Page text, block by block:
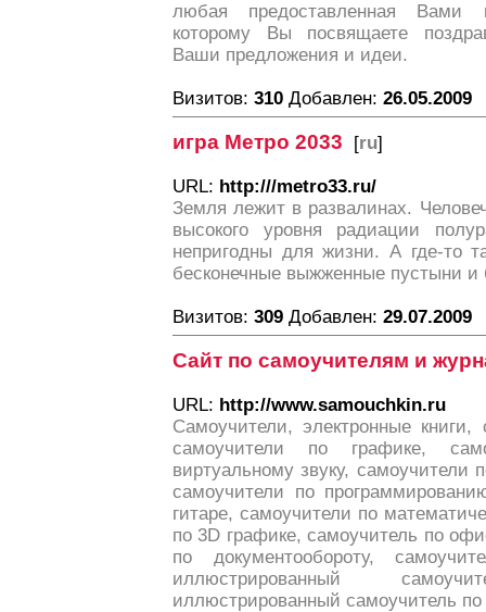
любая предоставленная Вами
которому Вы посвящаете
Ваши предложения и идеи.
Визитов: 310 Добавлен: 26.05.2009
игра Метро 2033 [ru]
URL: http:///metro33.ru/
Земля лежит в развалинах.
высокого уровня радиации
непригодны для жизни. А где-то
бесконечные выжженные пустыни и
Визитов: 309 Добавлен: 29.07.2009
Сайт по самоучителям и
URL: http://www.samouchkin.ru
Самоучители, электронные
самоучители по графике,
виртуальному звуку,
самоучители по
гитаре, самоучители по
по 3D графике, самоучитель по
по документообороту,
иллюстрированный
иллюстрированный самоучитель по